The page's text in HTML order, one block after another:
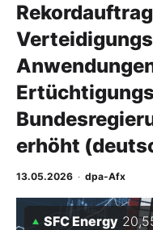
Abo & Shop
BO-Musterdepots
Experten
Mein B:O
Mein Konto
erhöht
13.05.2026 · dpa-Afx
SFC Energy